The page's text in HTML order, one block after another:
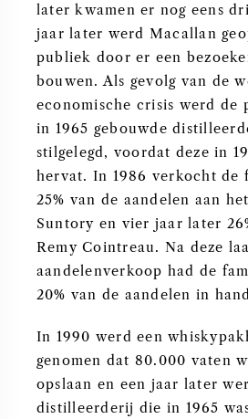
later kwamen er nog eens
jaar later werd Macallan
publiek door er een
bouwen. Als gevolg van de
economische crisis werd de
in 1965 gebouwde
stilgelegd, voordat deze in
hervat. In 1986 verkocht de
25% van de aandelen aan
Suntory en vier jaar later
Remy Cointreau. Na deze
aandelenverkoop had de
20% van de aandelen in
In 1990 werd een
genomen dat 80.000 vaten
opslaan en een jaar later
distilleerderij die in 1965